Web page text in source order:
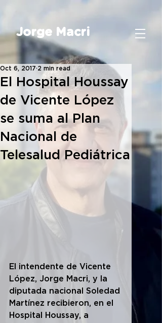
Jorge Macri
El Hospital Houssay
de Vicente López
se suma al Plan
Nacional de
Telesalud Pediátrica
Oct 6, 2017 2 min read
El intendente de Vicente
López, Jorge Macri, y la
diputada nacional Soledad
Martínez recibieron, en el
Hospital Houssay, a